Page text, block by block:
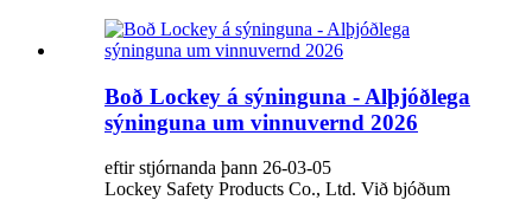
Boð Lockey á sýninguna - Alþjóðlega
sýninguna um vinnuvernd 2026
eftir stjórnanda þann 26-03-05
Lockey Safety Products Co., Ltd. Við bjóðum